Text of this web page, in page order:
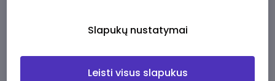
Slapukų nustatymai
Leisti visus slapukus